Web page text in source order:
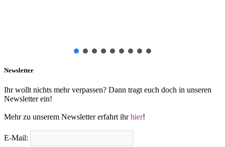
Newsletter
Ihr wollt nichts mehr verpassen? Dann tragt euch doch in unseren
Newsletter ein!
Mehr zu unserem Newsletter erfahrt ihrhier!
E-Mail: